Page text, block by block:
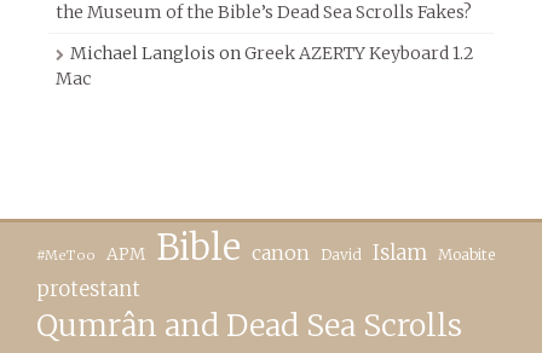
the Museum of the Bible’s Dead Sea Scrolls Fakes?
Michael Langlois onGreek AZERTY Keyboard 1.2
Mac
#MeToo APM Bible canon David Islam Moabite
protestant
Qumrân and Dead Sea Scrolls